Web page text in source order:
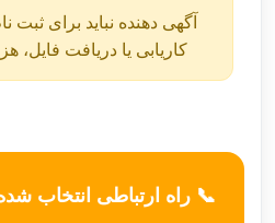
آگهی دهنده نباید برای ثبت
کاریابی یا دریافت فایل،
📞 راه ارتباطی انتخاب